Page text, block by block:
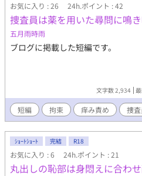
お気に入り : 26 24h.ポイント : 42
捜査員は薬を用いた尋問に鳴
五月雨時雨
ブログに掲載した短編です。
文字数 2,934
短編 拘束 痒み責め 捜
ｼｮｰﾄｼｮｰﾄ 完結 R18
お気に入り : 6 24h.ポイント : 21
丸出しの恥部は身悶えに合わ